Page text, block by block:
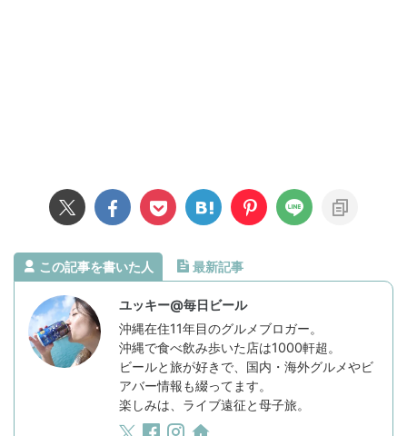
この記事を書いた人 最新記事
ユッキー@毎日ビール
沖縄在住11年目のグルメブロガー。
沖縄で食べ飲み歩いた店は1000軒超。
ビールと旅が好きで、国内・海外グルメやビ
アバー情報も綴ってます。
楽しみは、ライブ遠征と母子旅。